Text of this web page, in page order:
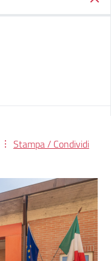
Stampa / Condividi